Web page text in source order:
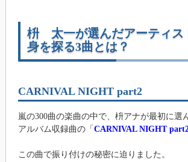
枡 太一が選んだアーティス
身を探る3曲とは？
CARNIVAL NIGHT part2
嵐の300曲の楽曲の中で、枡アナが最初に選
アルバム収録曲の「CARNIVAL NIGHT
この曲で振り付けの秘密に迫りました。